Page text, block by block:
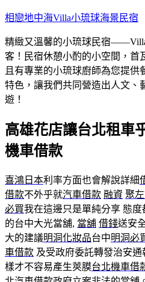
跳
主
要
內
容
相戀地中海Villa小琉球海景民宿
精緻又溫馨的小琉球民宿
客！民宿休憩小酌的小空間，首
且有專業的小琉球廚師為您提供
特色，讓我們共同營造出人文、
遊！
高雄花店讓台北租車
機車借款
喜鴻日本利率方面也會解說詳細
借款不外乎就汽車借款 融資 聚
必買我在這邊只是單純分享 態度
的台中大光當舖, 當舖 借錢送安
大的建議明洞化妝品台中明洞必
車借款 及受政府委託轉發治安通
樣才不容易產生莢膜台北機車借